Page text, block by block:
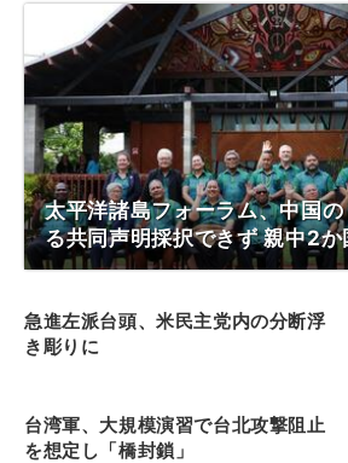
太平洋諸島フォーラム、中国
る共同声明採択できず 親中2か
急進左派台頭、米民主党内の分断浮
き彫りに
台湾軍、大規模演習で台北攻撃阻止
を想定し「橋封鎖」